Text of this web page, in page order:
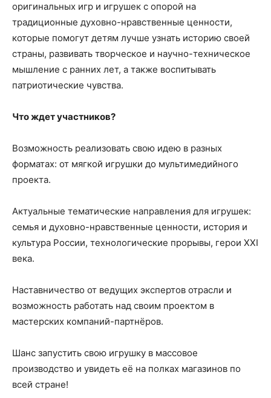
оригинальных игр и игрушек с опорой на
традиционные духовно-нравственные ценности,
которые помогут детям лучше узнать историю своей
страны, развивать творческое и научно-техническое
мышление с ранних лет, а также воспитывать
патриотические чувства.
Что ждет участников?
Возможность реализовать свою идею в разных
форматах: от мягкой игрушки до мультимедийного
проекта.
Актуальные тематические направления для игрушек:
семья и духовно-нравственные ценности, история и
культура России, технологические прорывы, герои XXI
века.
Наставничество от ведущих экспертов отрасли и
возможность работать над своим проектом в
мастерских компаний-партнёров.
Шанс запустить свою игрушку в массовое
производство и увидеть её на полках магазинов по
всей стране!